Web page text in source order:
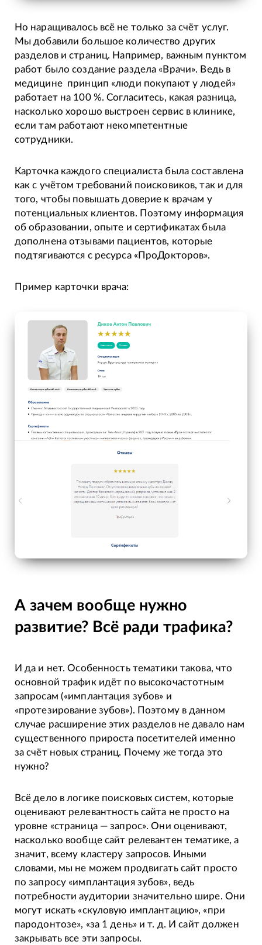
Но наращивалось всё не только за счёт услуг.
Мы добавили большое количество других
разделов и страниц. Например, важным пунктом
работ было создание раздела «Врачи». Ведь в
медицине принцип «люди покупают у людей»
работает на 100 %. Согласитесь, какая разница,
насколько хорошо выстроен сервис в клинике,
если там работают некомпетентные
сотрудники.
Карточка каждого специалиста была составлена
как с учётом требований поисковиков, так и для
того, чтобы повышать доверие к врачам у
потенциальных клиентов. Поэтому информация
об образовании, опыте и сертификатах была
дополнена отзывами пациентов, которые
подтягиваются с ресурса «ПроДокторов».
Пример карточки врача:
А зачем вообще нужно
развитие? Всё ради трафика?
И да и нет. Особенность тематики такова, что
основной трафик идёт по высокочастотным
запросам («имплантация зубов» и
«протезирование зубов»). Поэтому в данном
случае расширение этих разделов не давало нам
существенного прироста посетителей именно
за счёт новых страниц. Почему же тогда это
нужно?
Всё дело в логике поисковых систем, которые
оценивают релевантность сайта не просто на
уровне «страница — запрос». Они оценивают,
насколько вообще сайт релевантен тематике, а
значит, всему кластеру запросов. Иными
словами, мы не можем продвигать сайт просто
по запросу «имплантация зубов», ведь
потребности аудитории значительно шире. Они
могут искать «скуловую имплантацию», «при
пародонтозе», «за 1 день» и т. д. И сайт должен
закрывать все эти запросы.